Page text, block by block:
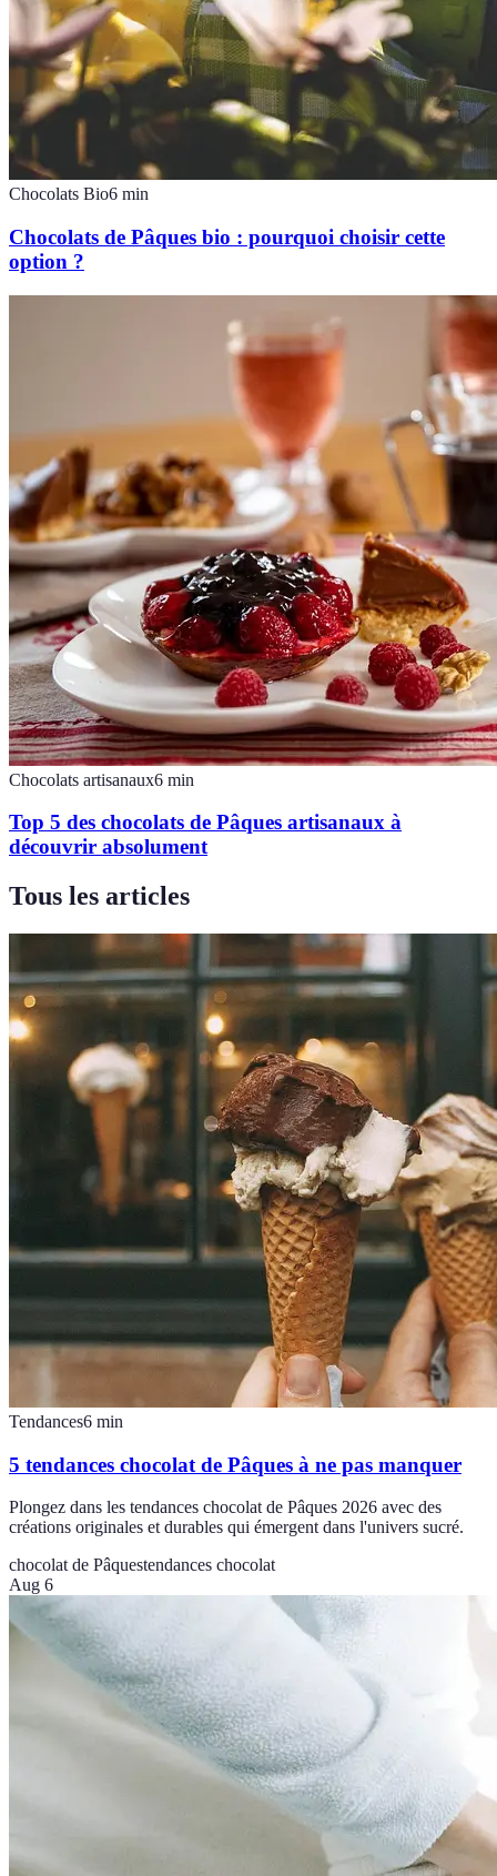
Chocolats Bio6 min
Chocolats de Pâques bio : pourquoi choisir cette
option ?
Chocolats artisanaux6 min
Top 5 des chocolats de Pâques artisanaux à
découvrir absolument
Tous les articles
Tendances6 min
5 tendances chocolat de Pâques à ne pas manquer
Plongez dans les tendances chocolat de Pâques 2026 avec des
créations originales et durables qui émergent dans l'univers sucré.
chocolat de Pâquestendances chocolat
Aug 6